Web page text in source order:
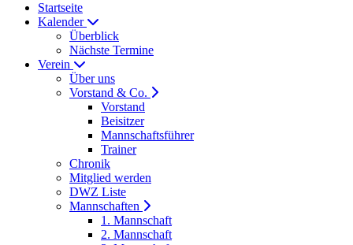
Startseite
Kalender
Überblick
Nächste Termine
Verein
Über uns
Vorstand & Co.
Vorstand
Beisitzer
Mannschaftsführer
Trainer
Chronik
Mitglied werden
DWZ Liste
Mannschaften
1. Mannschaft
2. Mannschaft